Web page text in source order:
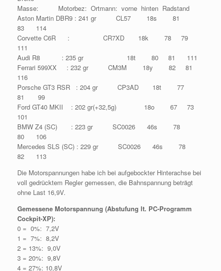
Masse: Motorbez: Ortmann: vorne hinten Radstand
Aston Martin DBR9 : 241 gr CL57 18s 81
83 114
Corvette C6R : CR7XD 18k 78 79
111
Audi R8 : 235 gr 18t 80 81 111
Ferrari 599XX : 232 gr CM3M 18y 82 81
116
Porsche GT3 RSR : 204 gr CP3AD 18t 77
81 99
Ford GT40 MKII : 202 gr(+32,5g) 18o 67 73
101
BMW Z4 (SC) : 223 gr SC0026 46s 78
80 106
Mercedes SLS (SC) : 229 gr SC0026 46s 78
82 113
Die Motorspannungen habe ich bei aufgebockter Hinterachse bei
voll gedrücktem Regler gemessen, die Bahnspannung beträgt
ohne Last 16,9V.
Gemessene Motorspannung (Abstufung lt. PC-Programm
Cockpit-XP):
0 = 0%: 7,2V
1 = 7%: 8,2V
2 = 13%: 9,0V
3 = 20%: 9,8V
4 = 27%: 10,8V